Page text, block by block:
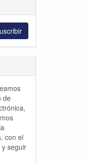
de
con el
seguir